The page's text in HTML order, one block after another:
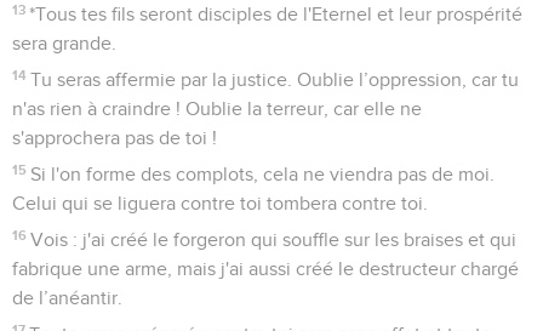
13 *Tous tes fils seront disciples de l'Eternel et leur prospérité
sera grande.
14 Tu seras affermie par la justice. Oublie l’oppression, car tu
n'as rien à craindre ! Oublie la terreur, car elle ne
s'approchera pas de toi !
15 Si l'on forme des complots, cela ne viendra pas de moi.
Celui qui se liguera contre toi tombera contre toi.
16 Vois : j'ai créé le forgeron qui souffle sur les braises et qui
fabrique une arme, mais j'ai aussi créé le destructeur chargé
de l’anéantir.